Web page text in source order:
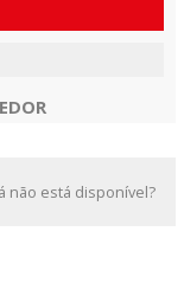
não está disponível?